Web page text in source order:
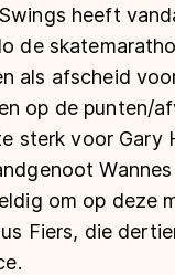
& tijden
Schaatstijd
heeft
de
als afscheid
op de punten/
sterk voor Gary
om op deze
Fiers, die